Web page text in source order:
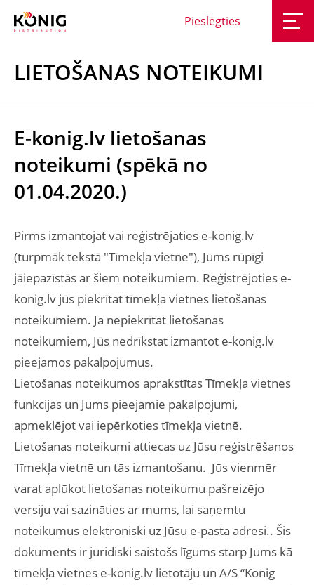
Pieslēgties
LIETOŠANAS NOTEIKUMI
E-konig.lv lietošanas
noteikumi (spēkā no
01.04.2020.)
Pirms izmantojat vai reģistrējaties e-konig.lv
(turpmāk tekstā "Tīmekļa vietne"), Jums rūpīgi
jāiepazīstās ar šiem noteikumiem. Reģistrējoties e-
konig.lv jūs piekrītat tīmekļa vietnes lietošanas
noteikumiem. Ja nepiekrītat lietošanas
noteikumiem, Jūs nedrīkstat izmantot e-konig.lv
pieejamos pakalpojumus.
Lietošanas noteikumos aprakstītas Tīmekļa vietnes
funkcijas un Jums pieejamie pakalpojumi,
apmeklējot vai iepērkoties tīmekļa vietnē.
Lietošanas noteikumi attiecas uz Jūsu reģistrēšanos
Tīmekļa vietnē un tās izmantošanu. Jūs vienmēr
varat aplūkot lietošanas noteikumu pašreizējo
versiju vai sazināties ar mums, lai saņemtu
noteikumus elektroniski uz Jūsu e-pasta adresi.. Šis
dokuments ir juridiski saistošs līgums starp Jums kā
tīmekļa vietnes e-konig.lv lietotāju un A/S “Konig